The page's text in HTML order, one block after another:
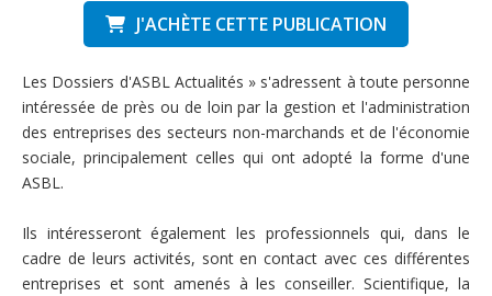
J'ACHÈTE CETTE PUBLICATION
Les Dossiers d'ASBL Actualités » s'adressent à toute personne
intéressée de près ou de loin par la gestion et l'administration
des entreprises des secteurs non-marchands et de l'économie
sociale, principalement celles qui ont adopté la forme d'une
ASBL.
Ils intéresseront également les professionnels qui, dans le
cadre de leurs activités, sont en contact avec ces différentes
entreprises et sont amenés à les conseiller. Scientifique, la